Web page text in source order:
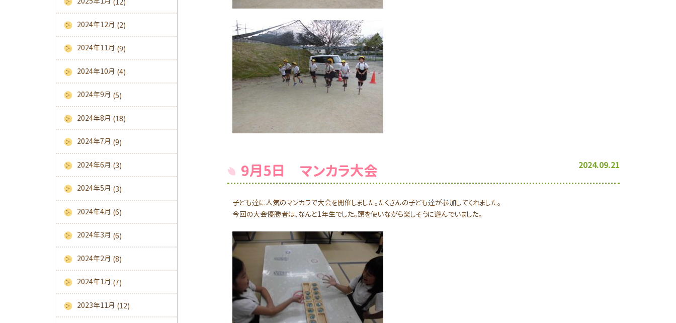
9月5日 マンカラ大会 2024.09.21
子ども達に人気のマンカラで大会を開催しました。たくさんの子ども達が参加してくれました。
今回の大会優勝者は、なんと1年生でした。頭を使いながら楽しそうに遊んでいました。
2024年12月 (2)
2024年11月 (9)
2024年10月 (4)
2024年9月 (5)
2024年8月 (18)
2024年7月 (9)
2024年6月 (3)
2024年5月 (3)
2024年4月 (6)
2024年3月 (6)
2024年2月 (8)
2024年1月 (7)
2023年11月 (12)